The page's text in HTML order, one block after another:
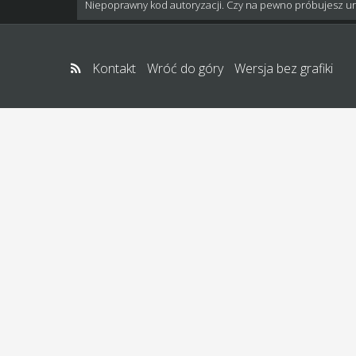
Niepoprawny kod autoryzacji. Czy na pewno próbujesz
Kontakt Wróć do góry Wersja bez grafiki